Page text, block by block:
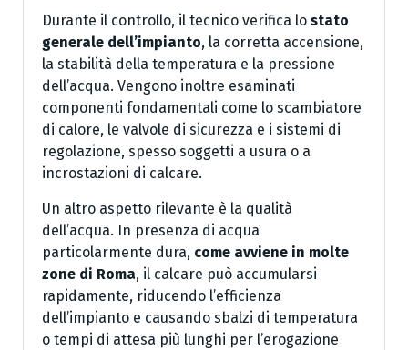
Durante il controllo, il tecnico verifica lo stato
generale dell’impianto, la corretta accensione,
la stabilità della temperatura e la pressione
dell’acqua. Vengono inoltre esaminati
componenti fondamentali come lo scambiatore
di calore, le valvole di sicurezza e i sistemi di
regolazione, spesso soggetti a usura o a
incrostazioni di calcare.
Un altro aspetto rilevante è la qualità
dell’acqua. In presenza di acqua
particolarmente dura, come avviene in molte
zone di Roma, il calcare può accumularsi
rapidamente, riducendo l’efficienza
dell’impianto e causando sbalzi di temperatura
o tempi di attesa più lunghi per l’erogazione